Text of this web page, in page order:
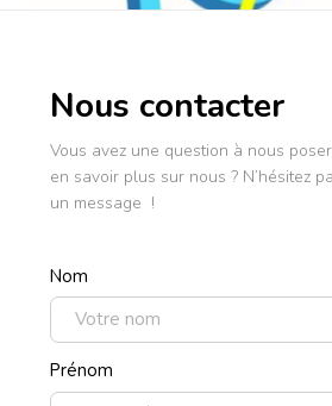
Nous contacter
Vous avez une question à nous
en savoir plus sur nous ? N’hésitez
un message !
Nom
Prénom